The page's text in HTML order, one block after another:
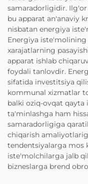
samaradorligidir.
bu apparat an'anaviy
nisbatan energiya
Energiya
xarajatlarning
apparat ishlab
foydali tanlovdir.
sifatida investitsiya
kommunal xizmatlar
balki oziq-ovqat qayta
ta'minlashga ham
samaradorligiga
chiqarish
tendentsiyalarga mos
iste'molchilarga jalb
bizneslarga brend